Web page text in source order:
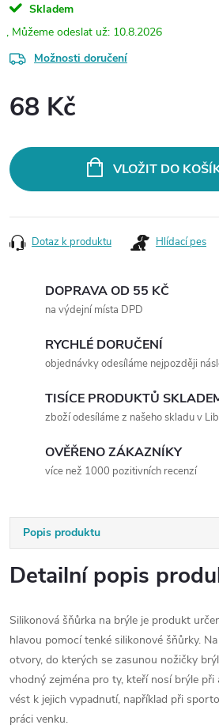
Skladem
10.8.2026
Možnosti doručení
68 Kč
VLOŽIT DO
Dotaz k produktu Hlídací pes
DOPRAVA OD 55 KČ
na výdejní místa DPD
RYCHLÉ DORUČENÍ
objednávky odesíláme nejpozději
TISÍCE PRODUKTŮ
zboží odesíláme z našeho skladu v
OVĚŘENO ZÁKAZNÍKY
více než 1000 pozitivních recenzí
Popis produktu
Detailní popis
Silikonová šňůrka na brýle je produkt
hlavou pomocí tenké silikonové šňůrky.
otvory, do kterých se zasunou nožičky
vhodný zejména pro ty, kteří nosí brýle
vést k jejich vypadnutí, například při
práci venku.